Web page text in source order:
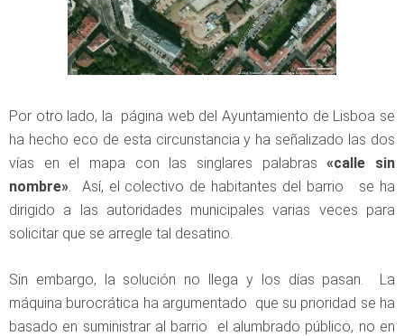
Por otro lado, la página web del Ayuntamiento de Lisboa se
ha hecho eco de esta circunstancia y ha señalizado las dos
vías en el mapa con las singlares palabras«calle sin
nombre» . Así, el colectivo de habitantes del barrio se ha
dirigido a las autoridades municipales varias veces para
solicitar que se arregle tal desatino.
Sin embargo, la solución no llega y los días pasan. La
máquina burocrática ha argumentado que su prioridad se ha
basado en suministrar al barrio el alumbrado público, no en